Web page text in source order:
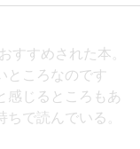
すすめされた本。
ころなのです
感じるところもあ
で読んでいる。